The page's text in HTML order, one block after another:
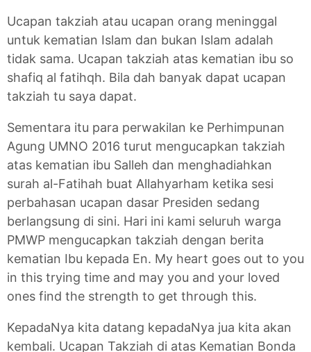
Ucapan takziah atau ucapan orang meninggal
untuk kematian Islam dan bukan Islam adalah
tidak sama. Ucapan takziah atas kematian ibu so
shafiq al fatihqh. Bila dah banyak dapat ucapan
takziah tu saya dapat.
Sementara itu para perwakilan ke Perhimpunan
Agung UMNO 2016 turut mengucapkan takziah
atas kematian ibu Salleh dan menghadiahkan
surah al-Fatihah buat Allahyarham ketika sesi
perbahasan ucapan dasar Presiden sedang
berlangsung di sini. Hari ini kami seluruh warga
PMWP mengucapkan takziah dengan berita
kematian Ibu kepada En. My heart goes out to you
in this trying time and may you and your loved
ones find the strength to get through this.
KepadaNya kita datang kepadaNya jua kita akan
kembali. Ucapan Takziah di atas Kematian Bonda